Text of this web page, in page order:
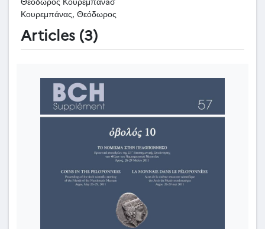
Κουρεμπάνας, Θεόδωρος
Articles (3)